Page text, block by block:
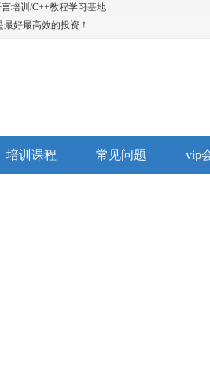
培训/C++教程学习基地
好最高效的投资！
培训课程 常见问题 vip